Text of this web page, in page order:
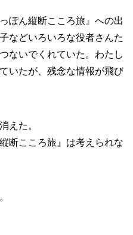
ぽん縦断こころ旅』への出
などいろいろな役者さんた
ないでくれていた。わたし
いたが、残念な情報が飛び
えた。
断こころ旅』は考えられな